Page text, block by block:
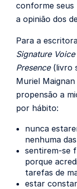
conforme seus
a opinião dos
Para a
Signature
Presence (livro
Muriel
propensão a
por hábito:
nunca
nenhuma
sentirem-se
porque
tarefas de
estar